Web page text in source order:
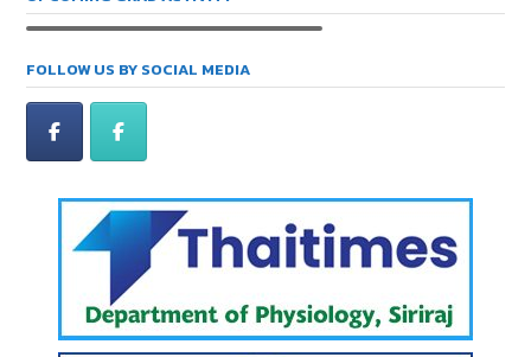
FOLLOW US BY SOCIAL MEDIA